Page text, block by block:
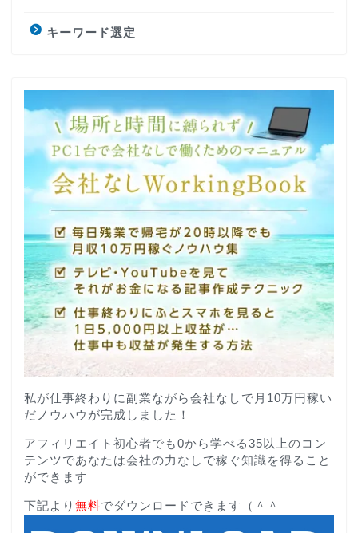
キーワード選定
私が仕事終わりに副業ながら会社なしで月10万円稼い
だノウハウが完成しました！
アフィリエイト初心者でも0から学べる35以上のコン
テンツであなたは会社の力なしで稼ぐ知識を得ること
ができます
下記より 無料でダウンロードできます（＾＾